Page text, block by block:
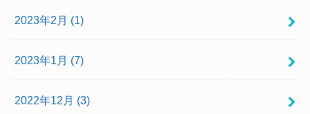
2023年2月 (1)
2023年1月 (7)
2022年12月 (3)